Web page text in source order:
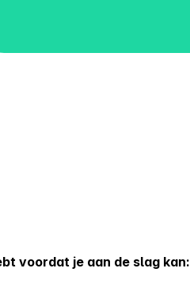
voordat je aan de slag kan: